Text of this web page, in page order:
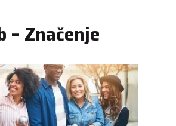
– Značenje